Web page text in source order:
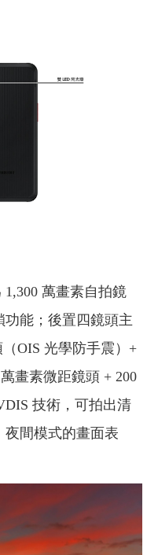
1,300 萬畫素自拍鏡
能；後置四鏡頭主
OIS 光學防手震）+
畫素微距鏡頭 + 200
技術，可拍出清
夜間模式的畫面表